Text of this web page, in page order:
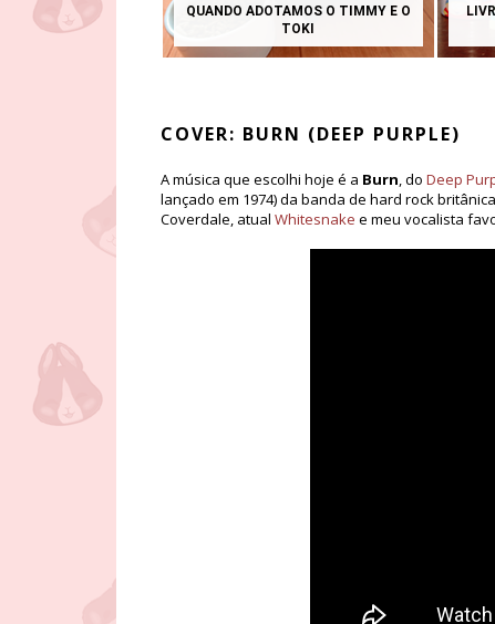
QUANDO ADOTAMOS O TIMMY E O
TOKI
COVER: BURN (DEEP PURPLE)
A música que escolhi hoje é a Burn, do Deep
lançado em 1974) da banda de hard rock
Coverdale, atual Whitesnake e meu vocalista